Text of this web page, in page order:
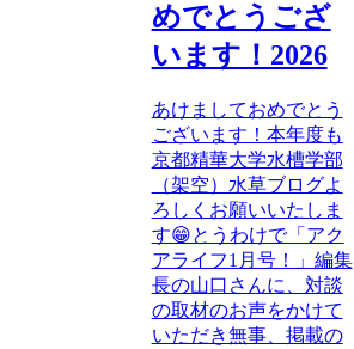
めでとうござ
います！2026
あけましておめでとう
ございます！本年度も
京都精華大学水槽学部
（架空）水草ブログよ
ろしくお願いいたしま
す😁とうわけで「アク
アライフ1月号！」編集
長の山口さんに、対談
の取材のお声をかけて
いただき無事、掲載の